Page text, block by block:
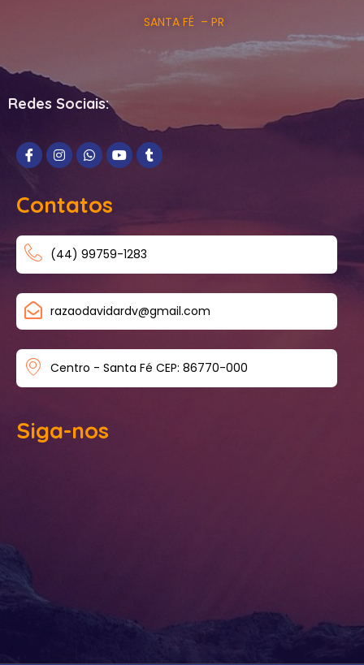
SANTA FÉ – PR
Redes Sociais:
Contatos
(44) 99759-1283
razaodavidardv@gmail.com
Centro - Santa Fé CEP: 86770-000
Siga-nos